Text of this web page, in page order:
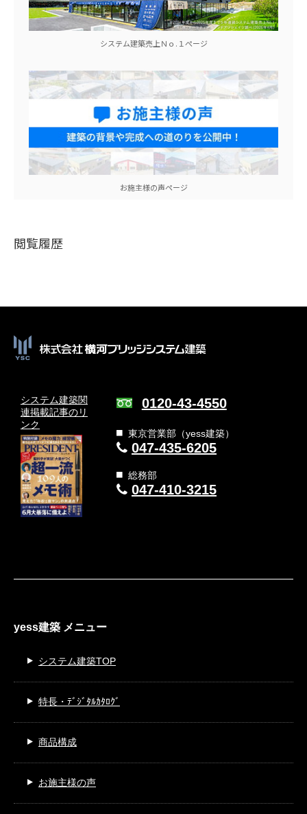
システム建築売上Ｎｏ.１ぺージ
お施主様の声ページ
閲覧履歴
システム建築関
連掲載記事のリ
ンク
0120-43-4550
東京営業部（yess建築）
047-435-6205
総務部
047-410-3215
yess建築 メニュー
システム建築TOP
特長・ﾃﾞｼﾞﾀﾙｶﾀﾛｸﾞ
商品構成
お施主様の声